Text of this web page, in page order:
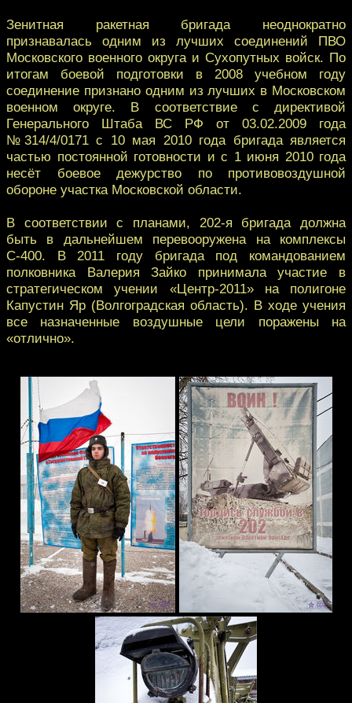
Зенитная ракетная бригада неоднократно
признавалась одним из лучших соединений ПВО
Московского военного округа и Сухопутных войск. По
итогам боевой подготовки в 2008 учебном году
соединение признано одним из лучших в Московском
военном округе. В соответствие с директивой
Генерального Штаба ВС РФ от 03.02.2009 года
№314/4/0171 с 10 мая 2010 года бригада является
частью постоянной готовности и с 1 июня 2010 года
несёт боевое дежурство по противовоздушной
обороне участка Московской области.
В соответствии с планами, 202-я бригада должна
быть в дальнейшем перевооружена на комплексы
С-400. В 2011 году бригада под командованием
полковника Валерия Зайко принимала участие в
стратегическом учении «Центр-2011» на полигоне
Капустин Яр (Волгоградская область). В ходе учения
все назначенные воздушные цели поражены на
«отлично».